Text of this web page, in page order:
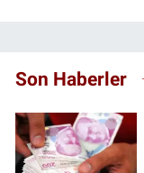
Son Haberler